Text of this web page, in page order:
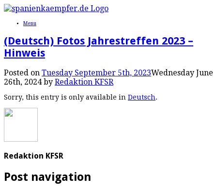
Menu
(Deutsch) Fotos Jahrestreffen 2023 –
Hinweis
Posted on Tuesday September 5th, 2023Wednesday June
26th, 2024 by Redaktion KFSR
Sorry, this entry is only available in Deutsch.
Redaktion KFSR
Post navigation